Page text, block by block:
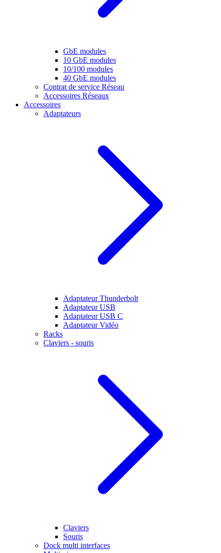
GbE modules
10 GbE modules
10/100 modules
40 GbE modules
Contrat de service Réseau
Accessoires Réseaux
Accessoires
Adaptateurs
Adaptateur Thunderbolt
Adaptateur USB
Adaptateur USB C
Adaptateur Vidéo
Racks
Claviers - souris
Claviers
Souris
Dock multi interfaces